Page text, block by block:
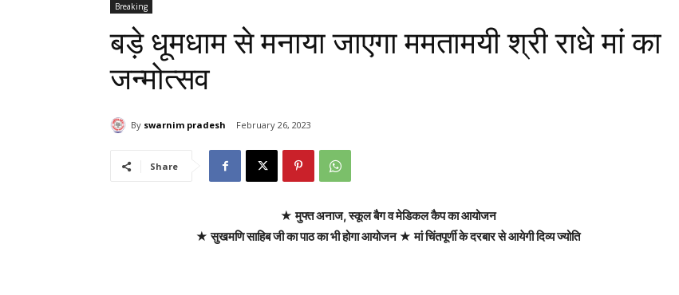
Breaking
बड़े धूमधाम से मनाया जाएगा ममतामयी श्री राधे मां का
जन्मोत्सव
By swarnim pradesh February 26, 2023
Share
★ मुफ्त अनाज, स्कूल बैग व मेडिकल कैप का आयोजन
★ सुखमणि साहिब जी का पाठ का भी होगा आयोजन ★ मां चिंतपूर्णी के दरबार से आयेगी दिव्य ज्योति